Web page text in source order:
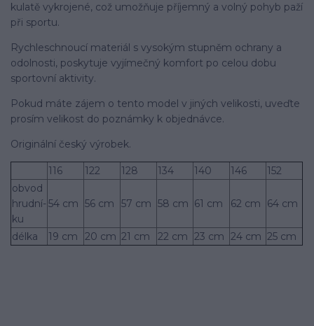
kulatě vykrojené, což umožňuje příjemný a volný pohyb paží
při sportu.
Rychleschnoucí­ materiál s vysokým stupněm ochrany a
odolnosti, poskytuje vyjímečný komfort po celou dobu
sportovní­ aktivity.
Pokud máte zájem o tento model v jiných velikosti, uveďte
prosí­m velikost do poznámky k objednávce.
Originální­ český výrobek.
116 122 128 134 140 146
152
obvod
hrudní­
ku
54 cm 56 cm 57 cm 58 cm 61 cm 62 cm 64 cm
délka 19 cm 20 cm 21 cm 22 cm 23 cm 24 cm 25 cm